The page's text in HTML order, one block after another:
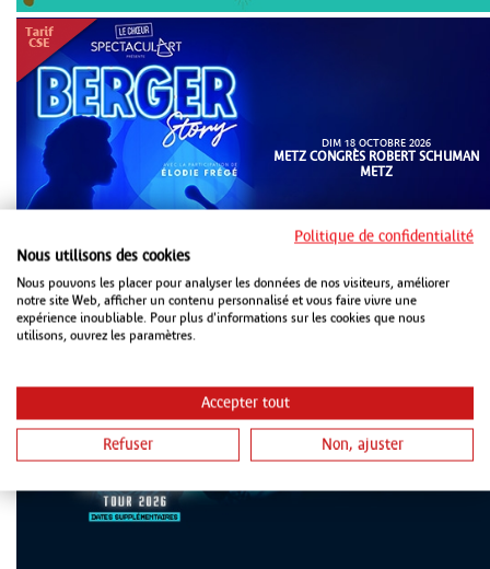
DIM 18 OCTOBRE 2026
METZ CONGRÈS ROBERT SCHUMAN
METZ
MAR 20 OCTOBRE 2026
ZENITH STRASBOURG
Politique de confidentialité
Nous utilisons des cookies
Nous pouvons les placer pour analyser les données de nos visiteurs, améliorer
notre site Web, afficher un contenu personnalisé et vous faire vivre une
expérience inoubliable. Pour plus d'informations sur les cookies que nous
utilisons, ouvrez les paramètres.
Accepter tout
Refuser Non, ajuster